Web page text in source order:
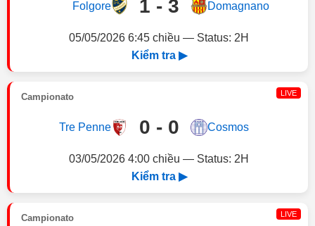
Folgore 1 - 3 Domagnano
05/05/2026 6:45 chiều — Status: 2H
Kiểm tra ▶
Campionato LIVE
Tre Penne 0 - 0 Cosmos
03/05/2026 4:00 chiều — Status: 2H
Kiểm tra ▶
Campionato LIVE